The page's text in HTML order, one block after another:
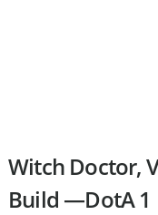
Witch Doctor,
Build —DotA 1